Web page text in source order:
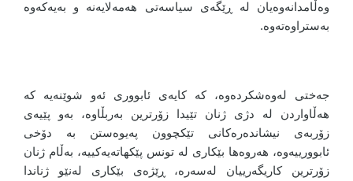
وەڵامدانەوەیان لە ڕێگەی سیاسەتی هەمەلایەنە و بەیەکەوە
بەستراوەتەوە.
جەختی لەوەشکردەوە، کە کایەی ئابووری ئەو شوێنەیە کە
هەڵاواردن لە دژی ژنان تێیدا زۆرترین بەربڵاوە، بەو پێیەی
زۆربەی نیشاندەرەکانی تێکچوون پەیوەستن بە دۆخی
ئابوورییەوە، هەروەها بێکاری لە تونس پێکهاتەیەکییە، بەڵام ژنان
زۆرترین کاریگەرییان لەسەرە، ڕێژەی بێکاری لەنێو ژناندا